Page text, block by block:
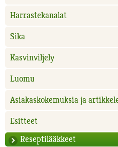
Harrastekanalat
Sika
Kasvinviljely
Luomu
Asiakaskokemuksia ja
Esitteet
Reseptilääkkeet